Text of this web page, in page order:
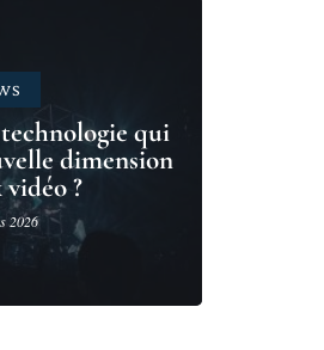
qui
dimension
?
2026